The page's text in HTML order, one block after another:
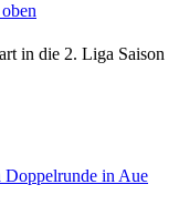
in die 2. Liga Saison
Doppelrunde in Aue